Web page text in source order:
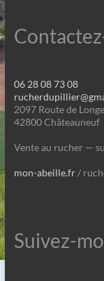
06 28 08 73 08
2097 Route de
42800 Châteauneuf
Vente au rucher —
mon-abeille.fr/
Suivez-